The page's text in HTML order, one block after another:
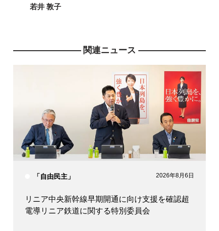
若井 敦子
関連ニュース
「自由民主」 2026年8月6日
リニア中央新幹線早期開通に向け支援を確認超
電導リニア鉄道に関する特別委員会